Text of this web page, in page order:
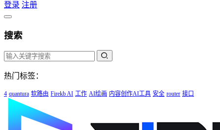
登录 注册
搜索
热门标签：
4 quantura 软路由 Firekb AI 工作 AI绘画 内容创作AI工具 安全 router 接口